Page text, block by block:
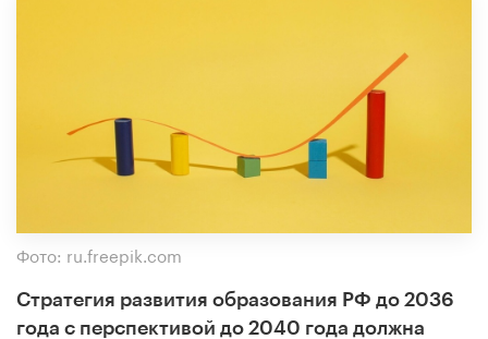
Фото: ru.freepik.com
Стратегия развития образования РФ до 2036
года с перспективой до 2040 года должна